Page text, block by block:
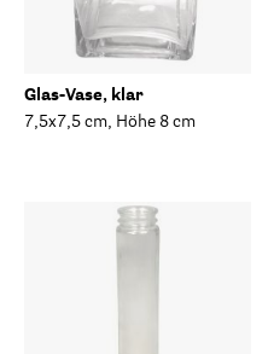
Glas-Vase, klar
7,5x7,5 cm, Höhe 8 cm